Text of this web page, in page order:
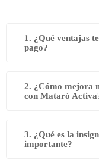
1. ¿Qué ventajas
pago?
2. ¿Cómo mejora
con Mataró
3. ¿Qué es la
importante?